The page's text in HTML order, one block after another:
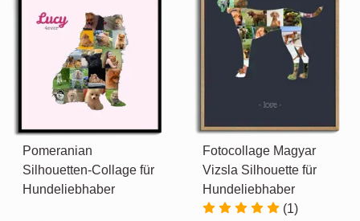
Pomeranian
Silhouetten-Collage für
Hundeliebhaber
Fotocollage Magyar
Vizsla Silhouette für
Hundeliebhaber
(1)